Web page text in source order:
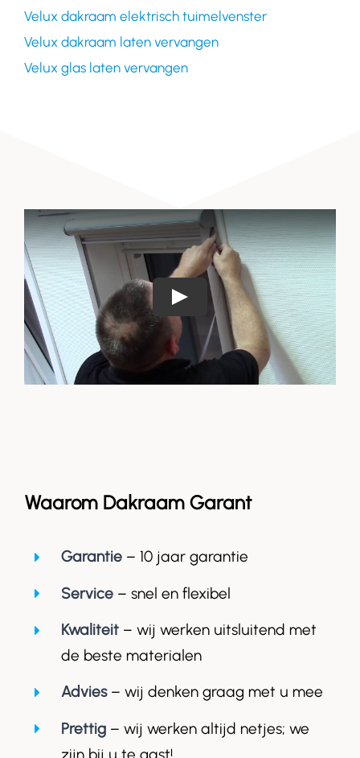
Velux dakraam elektrisch tuimelvenster
Velux dakraam laten vervangen
Velux glas laten vervangen
Waarom Dakraam Garant
Garantie– 10 jaar garantie
Service – snel en flexibel
Kwaliteit– wij werken uitsluitend met
de beste materialen
Advies– wij denken graag met u mee
Prettig– wij werken altijd netjes; we
zijn bij u te gast!